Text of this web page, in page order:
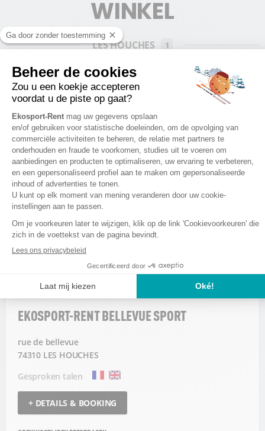
WINKEL
LES HOUCHES 1
EKOSPORT-RENT BELLEVUE SPORT
rue de bellevue
74310 LES HOUCHES
Gesproken talen
+ DETAILS & BOOKING